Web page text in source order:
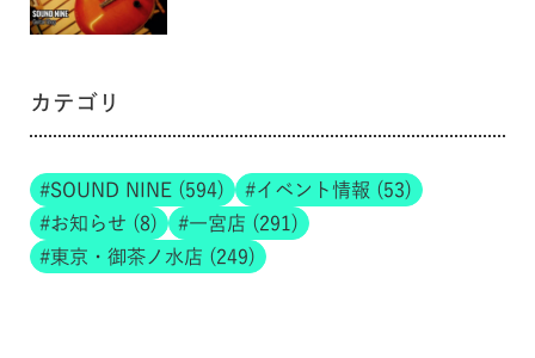
カテゴリ
SOUND NINE (594)
イベント情報 (53)
お知らせ (8)
一宮店 (291)
東京・御茶ノ水店 (249)